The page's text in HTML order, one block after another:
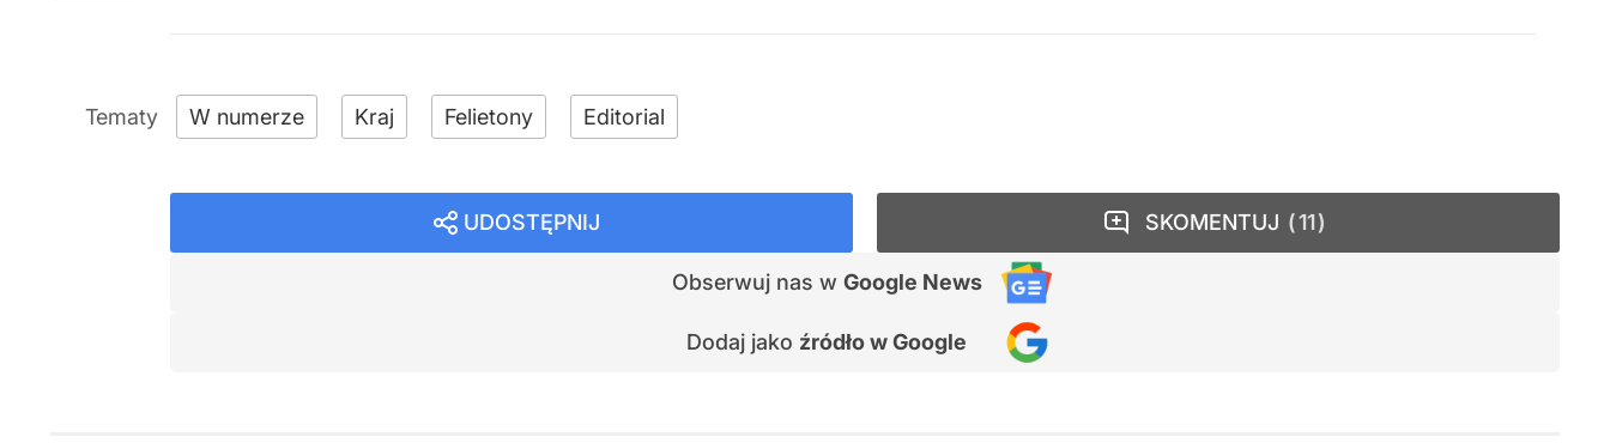
W numerze Kraj Felietony Editorial
UDOSTĘPNIJ
Obserwuj nas w Google News
Dodaj jako źródło w Google
SKOMENTUJ 11